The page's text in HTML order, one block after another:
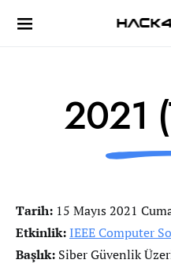
2021
Tarih: 15 Mayıs 2021
Etkinlik: IEEE Computer
Başlık: Siber Güvenlik